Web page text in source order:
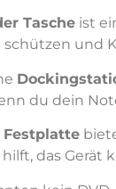
Tasche ist
schützen und
du dein
das Gerät